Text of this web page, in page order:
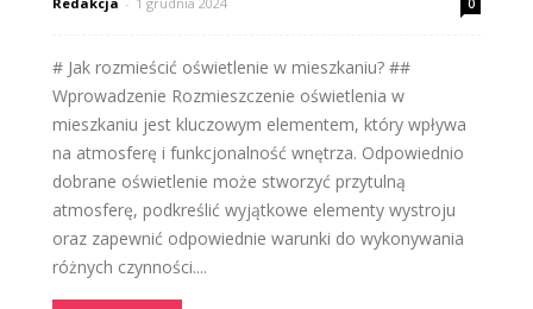
0
# Jak rozmieścić oświetlenie w mieszkaniu? ##
Wprowadzenie Rozmieszczenie oświetlenia w
mieszkaniu jest kluczowym elementem, który wpływa
na atmosferę i funkcjonalność wnętrza. Odpowiednio
dobrane oświetlenie może stworzyć przytulną
atmosferę, podkreślić wyjątkowe elementy wystroju
oraz zapewnić odpowiednie warunki do wykonywania
różnych czynności....